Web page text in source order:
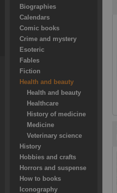
Biographies
Calendars
Comic books
Crime and mystery
Esoteric
Fables
Fiction
Health and beauty
Health and beauty
Healthcare
History of medicine
Medicine
Veterinary science
History
Hobbies and crafts
Horrors and suspense
How to books
Iconography